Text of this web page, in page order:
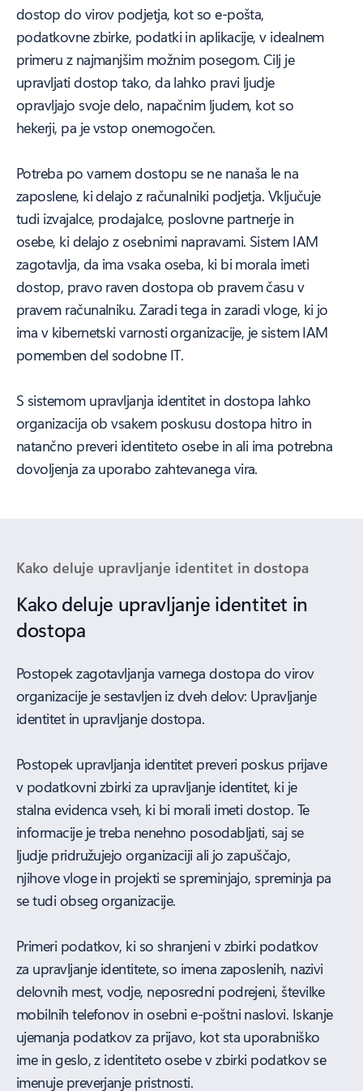
dostop do virov podjetja, kot so e-pošta,
podatkovne zbirke, podatki in aplikacije, v idealnem
primeru z najmanjšim možnim posegom. Cilj je
upravljati dostop tako, da lahko pravi ljudje
opravljajo svoje delo, napačnim ljudem, kot so
hekerji, pa je vstop onemogočen.
Potreba po varnem dostopu se ne nanaša le na
zaposlene, ki delajo z računalniki podjetja. Vključuje
tudi izvajalce, prodajalce, poslovne partnerje in
osebe, ki delajo z osebnimi napravami. Sistem IAM
zagotavlja, da ima vsaka oseba, ki bi morala imeti
dostop, pravo raven dostopa ob pravem času v
pravem računalniku. Zaradi tega in zaradi vloge, ki jo
ima v kibernetski varnosti organizacije, je sistem IAM
pomemben del sodobne IT.
S sistemom upravljanja identitet in dostopa lahko
organizacija ob vsakem poskusu dostopa hitro in
natančno preveri identiteto osebe in ali ima potrebna
dovoljenja za uporabo zahtevanega vira.
Kako deluje upravljanje identitet in dostopa
Kako deluje upravljanje identitet in
dostopa
Postopek zagotavljanja varnega dostopa do virov
organizacije je sestavljen iz dveh delov: Upravljanje
identitet in upravljanje dostopa.
Postopek upravljanja identitet preveri poskus prijave
v podatkovni zbirki za upravljanje identitet, ki je
stalna evidenca vseh, ki bi morali imeti dostop. Te
informacije je treba nenehno posodabljati, saj se
ljudje pridružujejo organizaciji ali jo zapuščajo,
njihove vloge in projekti se spreminjajo, spreminja pa
se tudi obseg organizacije.
Primeri podatkov, ki so shranjeni v zbirki podatkov
za upravljanje identitete, so imena zaposlenih, nazivi
delovnih mest, vodje, neposredni podrejeni, številke
mobilnih telefonov in osebni e-poštni naslovi. Iskanje
ujemanja podatkov za prijavo, kot sta uporabniško
ime in geslo, z identiteto osebe v zbirki podatkov se
imenuje preverjanje pristnosti.